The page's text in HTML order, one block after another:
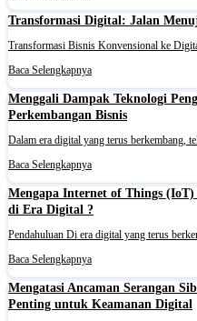
Transformasi Digital: Jalan
Baca Selengkapnya
Menggali Dampak Teknologi
Perkembangan Bisnis
Baca Selengkapnya
Mengapa Internet of Things
di Era Digital ?
Baca Selengkapnya
Mengatasi Ancaman Serangan
Penting untuk Keamanan Digital